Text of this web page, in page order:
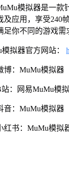
模拟器是一款
及应用，享受240
足你不同的游戏需
拟器官方网站：
博：MuMu模拟器
：网易MuMu模
音：MuMu模拟器
红书：MuMu模拟